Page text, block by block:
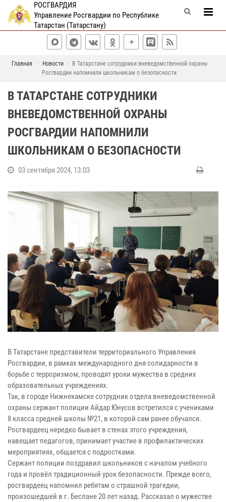
РОСГВАРДИЯ
Управление Росгвардии по Республике
Татарстан (Татарстану)
Главная Новости
В Татарстане сотрудники вневедомственной охраны
Росгвардии напомнили школьникам о безопасности
В ТАТАРСТАНЕ СОТРУДНИКИ
ВНЕВЕДОМСТВЕННОЙ ОХРАНЫ
РОСГВАРДИИ НАПОМНИЛИ
ШКОЛЬНИКАМ О БЕЗОПАСНОСТИ
03 сентября 2024, 13:03
В Татарстане представители территориального Управления
Росгвардии, в рамках международного дня солидарности в
борьбе с терроризмом, проводят уроки мужества в средних
образовательных учреждениях.
Так, в городе Нижнекамске сотрудник отдела вневедомственной
охраны сержант полиции Айдар Юнусов встретился с учениками
8 класса средней школы №21, в которой сам ранее обучался.
Росгвардеец нередко бывает в стенах этого учреждения,
навещает педагогов, принимает участие в профилактических
мероприятиях, общается с подростками.
Сержант полиции поздравил школьников с началом учебного
года и провёл традиционный урок безопасности. Прежде всего,
росгвардеец напомнил ребятам о страшной трагедии,
произошедшей в г. Беслане 20 лет назад. Рассказал о мужестве